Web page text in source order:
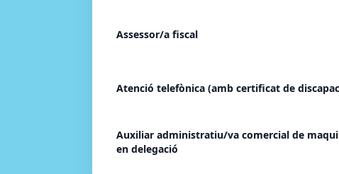
Assessor/a fiscal
Atenció telefònica (amb certificat de
Auxiliar administratiu/va comercial de
en delegació